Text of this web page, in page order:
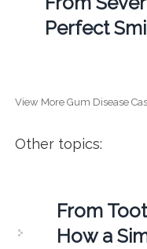
Perfect
View More Gum Disease
Other topics:
From
How a